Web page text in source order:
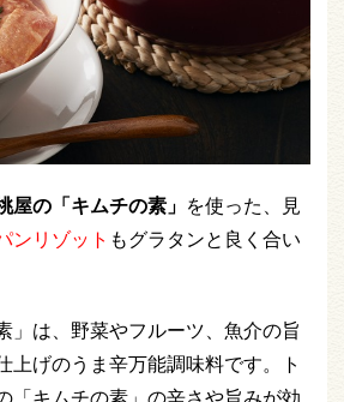
屋の「キムチの素」 を使った、見
ンリゾット もグラタンと良く合い
」は、野菜やフルーツ、魚介の旨
上げのうま辛万能調味料です。ト